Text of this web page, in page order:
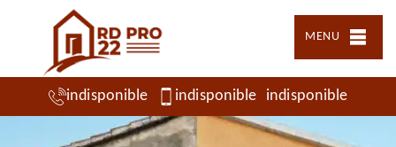
MENU
indisponible indisponible indisponible